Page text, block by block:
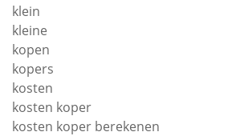
klein
kleine
kopen
kopers
kosten
kosten koper
kosten koper berekenen